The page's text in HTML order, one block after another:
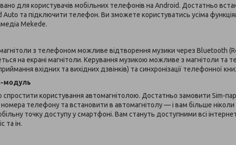
для користувачів мобільних телефонів на Android. Достатньо
Auto та підключити телефон. Ви зможете користуватись усіма
Mekede.
з телефоном можливе відтворення музики через Bluetooth
на екрані магнітоли. Керування музикою можливе з магнітоли та
вхідних та вихідних дзвінків) та синхронізації телефонної
модуль
спростити користування автомагнітолою. Достатньо замовити Sim-
номера телефону та встановити в автомагнітолу — і вам більше
точку доступу у смартфоні. Вам стануть доступними всі
та ін.